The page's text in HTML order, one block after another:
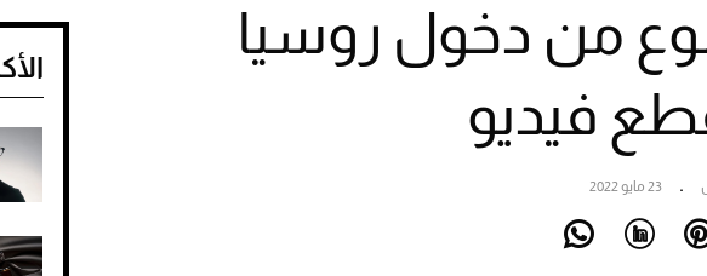
من دخول روسيا
فيديو
23 مايو 2022